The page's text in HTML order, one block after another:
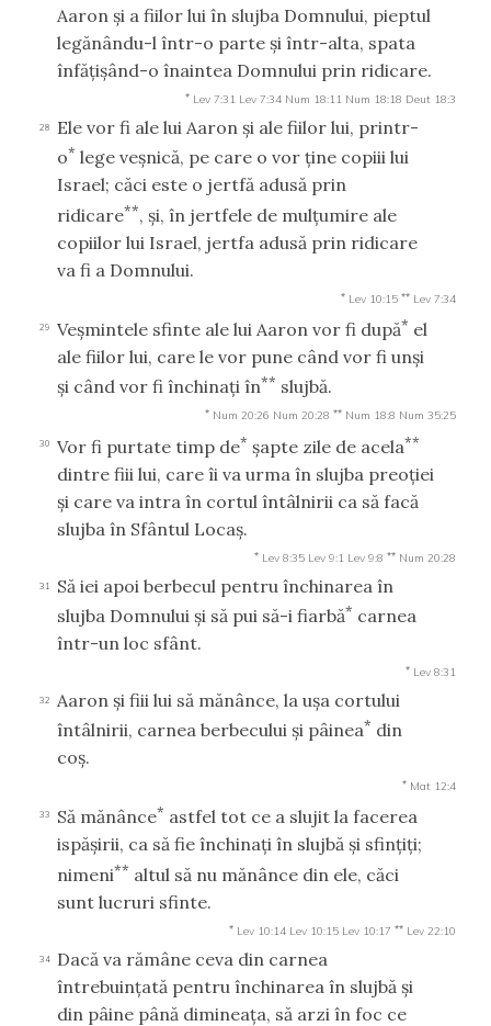
Aaron şi a fiilor lui în slujba Domnului, pieptul
legănându-l într-o parte şi într-alta, spata
înfăţişând-o înaintea Domnului prin ridicare.
* Lev 7:31 Lev 7:34 Num 18:11 Num 18:18 Deut 18:3
28
Ele vor fi ale lui Aaron şi ale fiilor lui, printr-
o* lege veşnică, pe care o vor ţine copiii lui
Israel; căci este o jertfă adusă prin
ridicare**, şi, în jertfele de mulţumire ale
copiilor lui Israel, jertfa adusă prin ridicare
va fi a Domnului.
* Lev 10:15 ** Lev 7:34
29 Veşmintele sfinte ale lui Aaron vor fi după* el
ale fiilor lui, care le vor pune când vor fi unşi
şi când vor fi închinaţi în** slujbă.
* Num 20:26 Num 20:28 ** Num 18:8 Num 35:25
30 Vor fi purtate timp de* şapte zile de acela**
dintre fiii lui, care îi va urma în slujba preoţiei
şi care va intra în cortul întâlnirii ca să facă
slujba în Sfântul Locaş.
* Lev 8:35 Lev 9:1 Lev 9:8 ** Num 20:28
31
Să iei apoi berbecul pentru închinarea în
slujba Domnului şi să pui să-i fiarbă* carnea
într-un loc sfânt.
* Lev 8:31
32
Aaron şi fiii lui să mănânce, la uşa cortului
întâlnirii, carnea berbecului şi pâinea* din
coş.
* Mat 12:4
33 Să mănânce* astfel tot ce a slujit la facerea
ispăşirii, ca să fie închinaţi în slujbă şi sfinţiţi;
nimeni** altul să nu mănânce din ele, căci
sunt lucruri sfinte.
* Lev 10:14 Lev 10:15 Lev 10:17 ** Lev 22:10
34
Dacă va rămâne ceva din carnea
întrebuinţată pentru închinarea în slujbă şi
din pâine până dimineaţa, să arzi în foc ce